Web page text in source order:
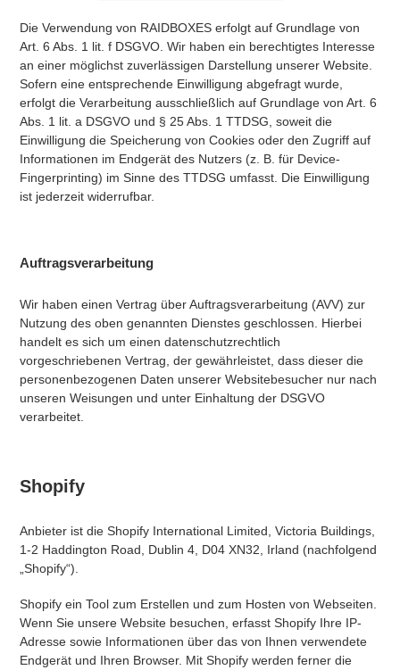
Die Verwendung von RAIDBOXES erfolgt auf Grundlage von
Art. 6 Abs. 1 lit. f DSGVO. Wir haben ein berechtigtes Interesse
an einer möglichst zuverlässigen Darstellung unserer Website.
Sofern eine entsprechende Einwilligung abgefragt wurde,
erfolgt die Verarbeitung ausschließlich auf Grundlage von Art. 6
Abs. 1 lit. a DSGVO und § 25 Abs. 1 TTDSG, soweit die
Einwilligung die Speicherung von Cookies oder den Zugriff auf
Informationen im Endgerät des Nutzers (z. B. für Device-
Fingerprinting) im Sinne des TTDSG umfasst. Die Einwilligung
ist jederzeit widerrufbar.
Auftragsverarbeitung
Wir haben einen Vertrag über Auftragsverarbeitung (AVV) zur
Nutzung des oben genannten Dienstes geschlossen. Hierbei
handelt es sich um einen datenschutzrechtlich
vorgeschriebenen Vertrag, der gewährleistet, dass dieser die
personenbezogenen Daten unserer Websitebesucher nur nach
unseren Weisungen und unter Einhaltung der DSGVO
verarbeitet.
Shopify
Anbieter ist die Shopify International Limited, Victoria Buildings,
1-2 Haddington Road, Dublin 4, D04 XN32, Irland (nachfolgend
„Shopify“).
Shopify ein Tool zum Erstellen und zum Hosten von Webseiten.
Wenn Sie unsere Website besuchen, erfasst Shopify Ihre IP-
Adresse sowie Informationen über das von Ihnen verwendete
Endgerät und Ihren Browser. Mit Shopify werden ferner die